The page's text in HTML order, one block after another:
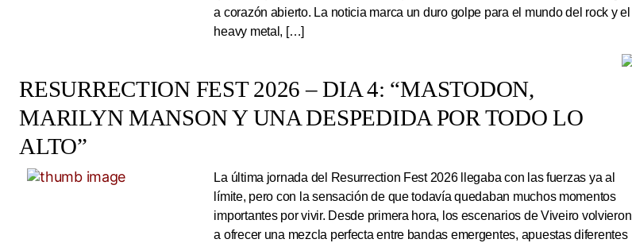
a corazón abierto. La noticia marca un duro golpe para el mundo del rock y el
heavy metal, […]
RESURRECTION FEST 2026 – DIA 4: “MASTODON,
MARILYN MANSON Y UNA DESPEDIDA POR TODO LO
ALTO”
La última jornada del Resurrection Fest 2026 llegaba con las fuerzas ya al
límite, pero con la sensación de que todavía quedaban muchos momentos
importantes por vivir. Desde primera hora, los escenarios de Viveiro volvieron
a ofrecer una mezcla perfecta entre bandas emergentes, apuestas diferentes